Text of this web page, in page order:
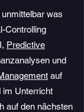
was
Controlling
Predictive
und
auf
im Unterricht
auf den nächsten